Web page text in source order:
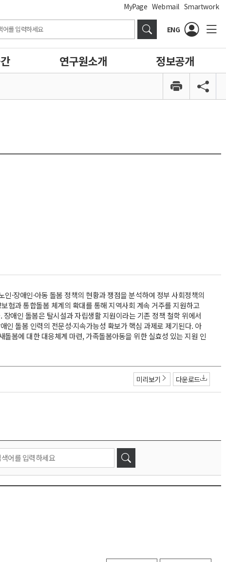
MyPage Webmail Smartwork
ENG
연구원소개 정보공개
·장애인·아동 돌봄 정책의 현황과 쟁점을 분석하여 정부 사회정책의
험과 통합돌봄 체계의 확대를 통해 지역사회 계속 거주를 지원하고
애인 돌봄은 탈시설과 자립생활 지원이라는 기존 정책 철학 위에서
인 돌봄 인력의 전문성·지속가능성 확보가 핵심 과제로 제기된다. 아
봄에 대한 대응체계 마련, 가족돌봄아동을 위한 실효성 있는 지원 인
미리보기 다운로드